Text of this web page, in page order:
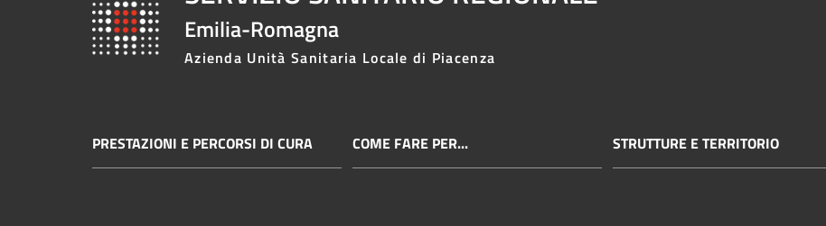
Emilia-Romagna
Azienda Unità Sanitaria Locale di Piacenza
PRESTAZIONI E PERCORSI DI CURA COME FARE PER... STRUTTURE E TERRITORIO